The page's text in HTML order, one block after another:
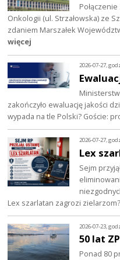
Onkologii (ul. Strzałowska) ze
zdaniem Marszałek
więcej
2026-07-27,
zakończyło ewaluację jakości
wypada na tle Polski? Goście:
2026-07-27,
Lex
Sejm
Lex szarlatan zagrozi
2026-07-23,
50 lat
Ponad 80